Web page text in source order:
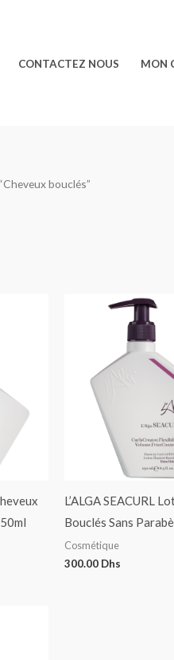
CONTACTEZ NOUS MON
bouclés”
L’ALGA SEACURL
Bouclés Sans
Cosmétique
300.00 Dhs